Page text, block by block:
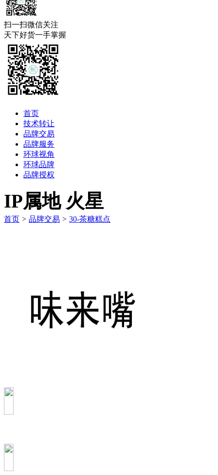
扫一扫微信关注
天下好货一手掌握
首页
技术转让
品牌交易
品牌服务
环球视角
环球品牌
品牌授权
IP属地 火星
首页 > 品牌交易 > 30-茶糖糕点